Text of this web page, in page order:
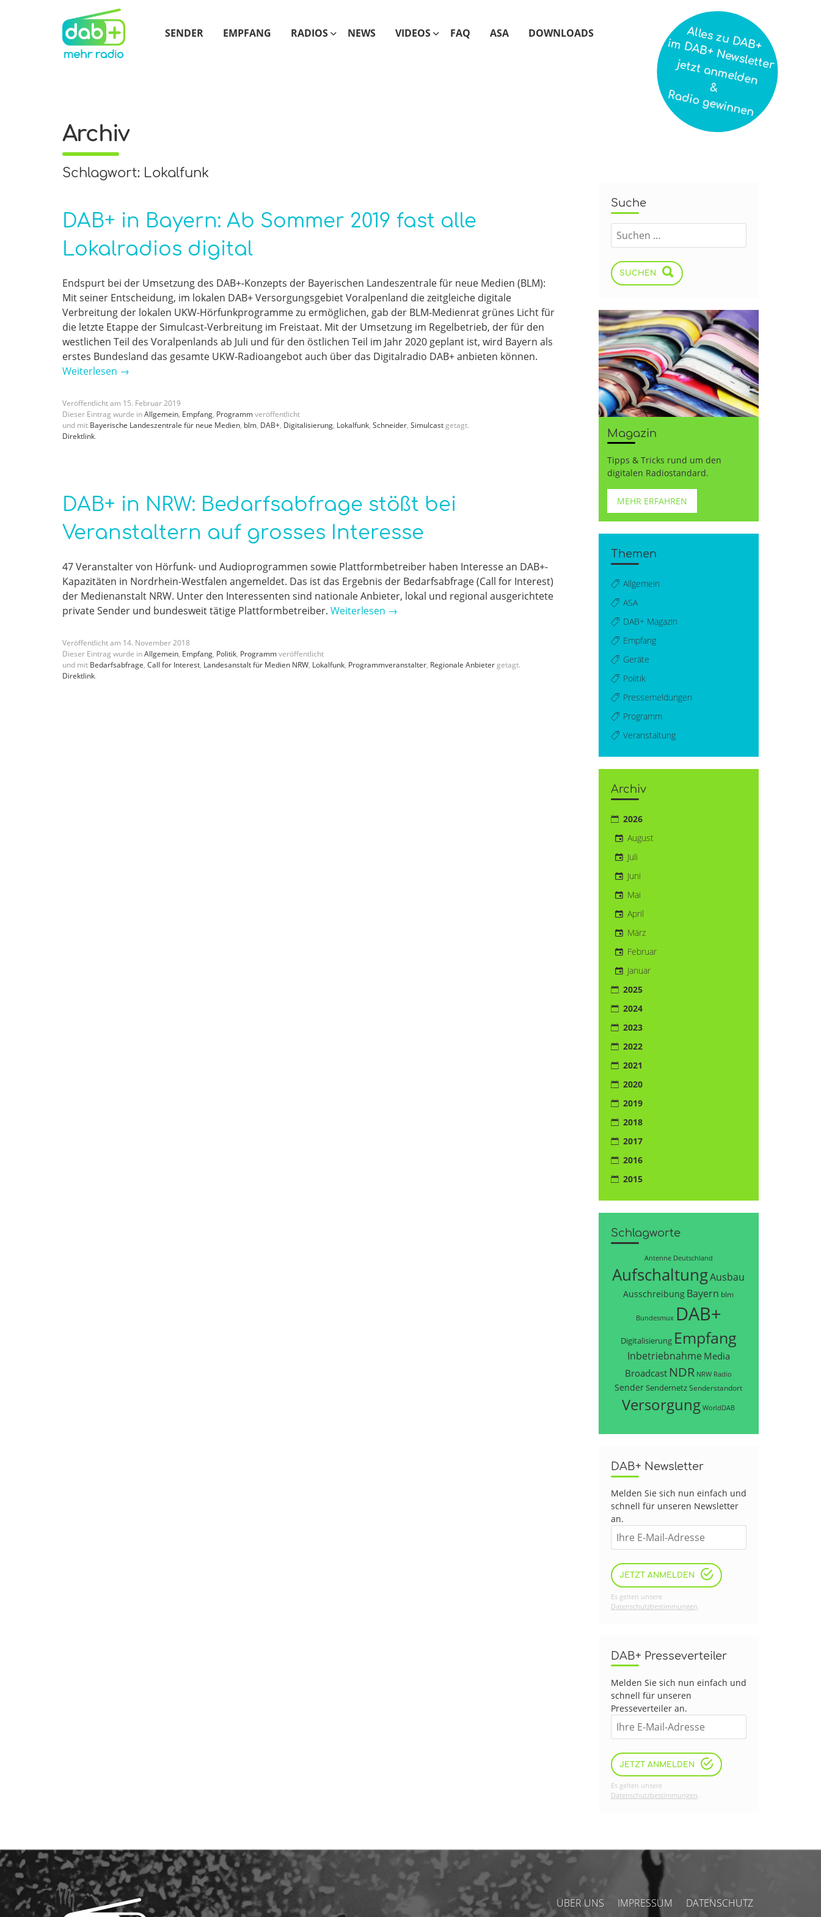
SENDER EMPFANG RADIOS NEWS VIDEOS FAQ ASA DOWNLOADS
Archiv
Schlagwort: Lokalfunk
DAB+ in Bayern: Ab Sommer 2019 fast alle
Lokalradios digital
Endspurt bei der Umsetzung des DAB+-Konzepts der Bayerischen Landeszentrale für neue Medien (BLM):
Mit seiner Entscheidung, im lokalen DAB+ Versorgungsgebiet Voralpenland die zeitgleiche digitale
Verbreitung der lokalen UKW-Hörfunkprogramme zu ermöglichen, gab der BLM-Medienrat grünes Licht für
die letzte Etappe der Simulcast-Verbreitung im Freistaat. Mit der Umsetzung im Regelbetrieb, der für den
westlichen Teil des Voralpenlands ab Juli und für den östlichen Teil im Jahr 2020 geplant ist, wird Bayern als
erstes Bundesland das gesamte UKW-Radioangebot auch über das Digitalradio DAB+ anbieten können.
Weiterlesen →
Veröffentlicht am 15. Februar2019
Dieser Eintrag wurde inAllgemein, Empfang, Programmveröffentlicht
und mit Bayerische Landeszentrale für neue Medien, blm, DAB+, Digitalisierung, Lokalfunk, Schneider, Simulcast getagt.
Direktlink.
DAB+ in NRW: Bedarfsabfrage stößt bei
Veranstaltern auf grosses Interesse
47 Veranstalter von Hörfunk- und Audioprogrammen sowie Plattformbetreiber haben Interesse an DAB+-
Kapazitäten in Nordrhein-Westfalen angemeldet. Das ist das Ergebnis der Bedarfsabfrage (Call for Interest)
der Medienanstalt NRW. Unter den Interessenten sind nationale Anbieter, lokal und regional ausgerichtete
private Sender und bundesweit tätige Plattformbetreiber. Weiterlesen →
Veröffentlicht am 14. November2018
Dieser Eintrag wurde inAllgemein, Empfang, Politik, Programmveröffentlicht
und mit Bedarfsabfrage, Call for Interest, Landesanstalt für Medien NRW, Lokalfunk, Programmveranstalter, Regionale Anbieter getagt.
Direktlink.
Suche
SUCHEN
Magazin
Tipps & Tricks rund um den
digitalen Radiostandard.
MEHR ERFAHREN
Themen
Allgemein
ASA
DAB+ Magazin
Empfang
Geräte
Politik
Pressemeldungen
Programm
Veranstaltung
Archiv
2026
August
Juli
Juni
Mai
April
März
Februar
Januar
2025
2024
2023
2022
2021
2020
2019
2018
2017
2016
2015
Schlagworte
Antenne Deutschland
AufschaltungAusbau
Ausschreibung Bayern blm
Bundesmux DAB+
Digitalisierung Empfang
Inbetriebnahme Media
Broadcast NDR NRW Radio
SenderSendernetzSenderstandort
Versorgung WorldDAB
DAB+ Newsletter
Melden Sie sich nun einfach und
schnell für unseren Newsletter
an.
JETZT ANMELDEN
Es gelten unsere
Datenschutzbestimmungen
DAB+ Presseverteiler
Melden Sie sich nun einfach und
schnell für unseren
Presseverteiler an.
JETZT ANMELDEN
Es gelten unsere
Datenschutzbestimmungen.
ÜBER UNS IMPRESSUM DATENSCHUTZ
Alles zu DAB+
im DAB+ Newsletter
jetzt anmelden
&
Radio gewinnen